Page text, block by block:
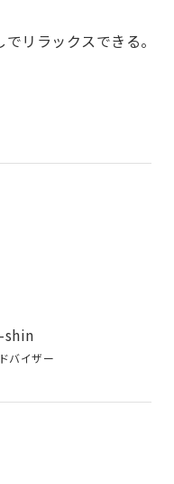
リラックスできる。
shin
バイザー